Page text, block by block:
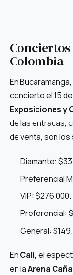
Conciertos
Colombia
En Bucaramanga,
concierto el 15
Exposiciones y
de las entradas,
de venta, son
Diamante:
Preferencial
VIP: $276.000.
Preferencial:
General:
En Cali, el
en laArena